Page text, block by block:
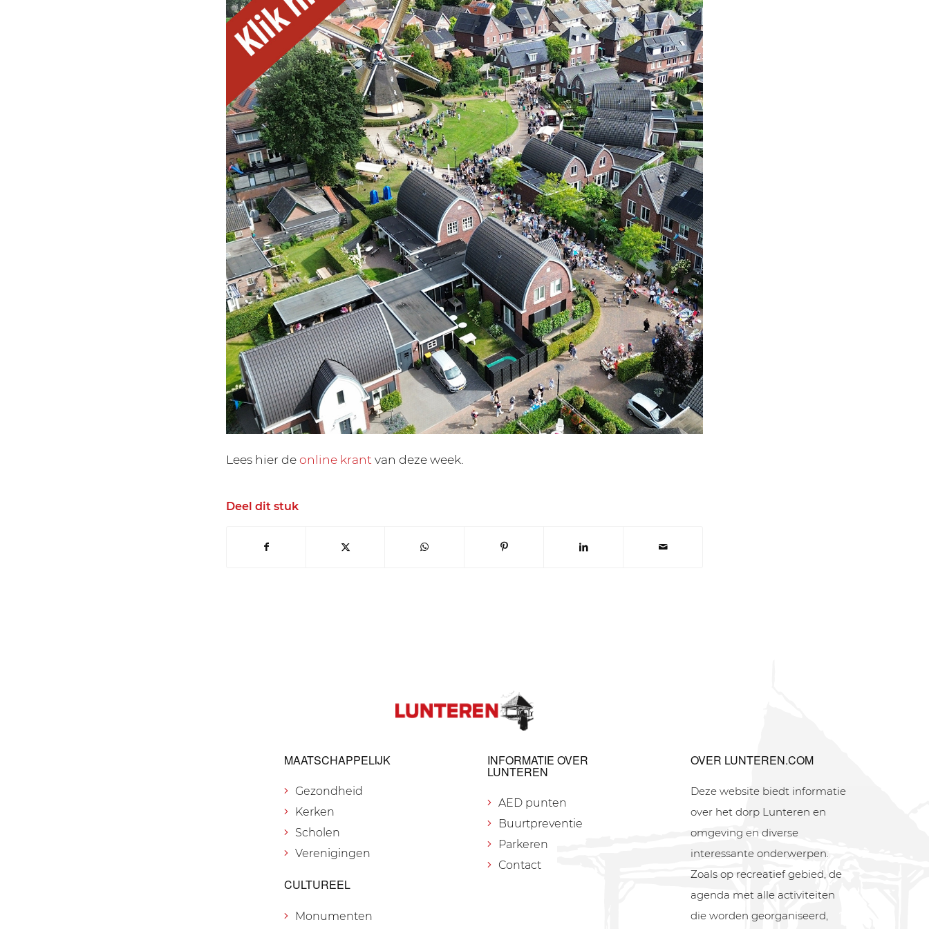
Lees hier deonline krant van deze week.
Deel dit stuk
MAATSCHAPPELIJK
Gezondheid
Kerken
Scholen
Verenigingen
CULTUREEL
Monumenten
INFORMATIE OVER
LUNTEREN
AED punten
Buurtpreventie
Parkeren
Contact
OVER LUNTEREN.COM
Deze website biedt informatie
over het dorp Lunteren en
omgeving en diverse
interessante onderwerpen.
Zoals op recreatief gebied, de
agenda met alle activiteiten
die worden georganiseerd,